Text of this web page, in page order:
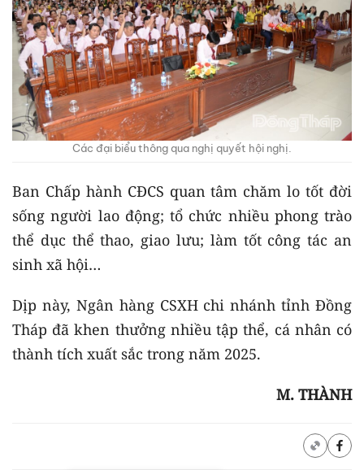
Các đại biểu thông qua nghị quyết hội nghị.
Ban Chấp hành CĐCS quan tâm chăm lo tốt đời
sống người lao động; tổ chức nhiều phong trào
thể dục thể thao, giao lưu; làm tốt công tác an
sinh xã hội…
Dịp này, Ngân hàng CSXH chi nhánh tỉnh Đồng
Tháp đã khen thưởng nhiều tập thể, cá nhân có
thành tích xuất sắc trong năm 2025.
M. THÀNH